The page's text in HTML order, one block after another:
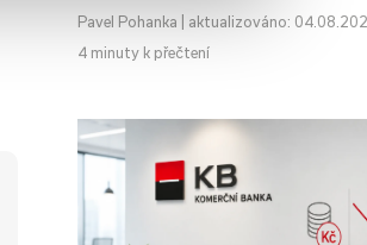
Pavel Pohanka
aktualizováno:
4 minuty k přečtení